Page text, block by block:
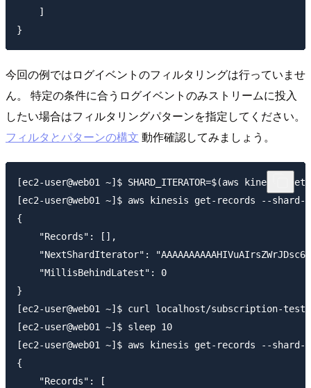
    ]
今回の例ではログイベントのフィルタリングは行っていませ
ん。 特定の条件に合うログイベントのみストリームに投入
したい場合はフィルタリングパターンを指定してください。
フィルタとパターンの構文 動作確認してみましょう。
[ec2-user@web01 ~]$ SHARD_ITERATOR=$(aws
[ec2-user@web01 ~]$ aws kinesis get-records --shard-
{
    "Records": [],
"NextShardIterator":
    "MillisBehindLatest": 0
}
[ec2-user@web01 ~]$ curl localhost/subscription-
[ec2-user@web01 ~]$ sleep 10
[ec2-user@web01 ~]$ aws kinesis get-records --shard-
{
    "Records": [